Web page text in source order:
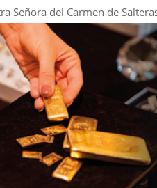
Señora del Carmen de